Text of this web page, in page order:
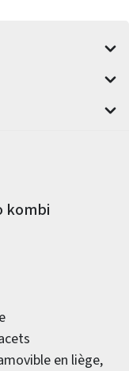
kombi
en liège,